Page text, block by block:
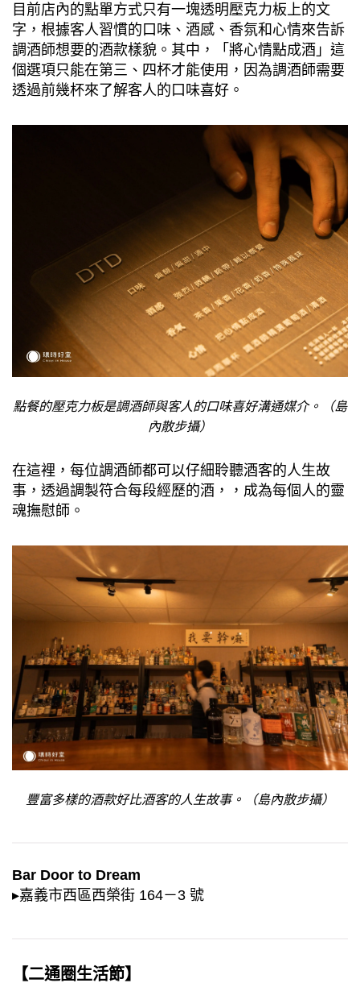
目前店內的點單方式只有一塊透明壓克力板上的文
字，根據客人習慣的口味、酒感、香氛和心情來告訴
調酒師想要的酒款樣貌。其中，「將心情點成酒」這
個選項只能在第三、四杯才能使用，因為調酒師需要
透過前幾杯來了解客人的口味喜好。
點餐的壓克力板是調酒師與客人的口味喜好溝通媒介。（島
內散步攝）
在這裡，每位調酒師都可以仔細聆聽酒客的人生故
事，透過調製符合每段經歷的酒，，成為每個人的靈
魂撫慰師。
豐富多樣的酒款好比酒客的人生故事。（島內散步攝）
Bar Door to Dream
▸嘉義市西區西榮街 164－3 號
【二通圈生活節】